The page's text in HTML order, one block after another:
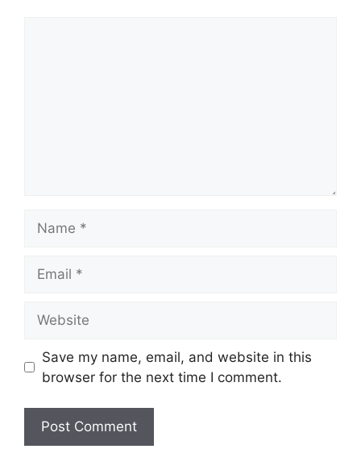
Save my name, email, and website in this
browser for the next time I comment.